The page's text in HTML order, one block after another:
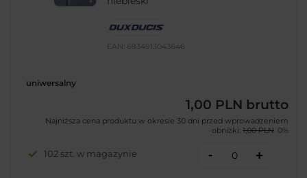
EAN: 6934913043646
uniwersalny
1,00 PLN brutto
Najniższa cena produktu w okresie 30 dni przed wprowadzeniem
obniżki: 1,00 PLN 0%
102 szt. w magazynie - +